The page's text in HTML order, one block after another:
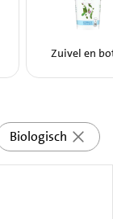
Zuivel en
Biologisch